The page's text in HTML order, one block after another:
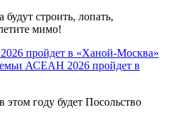
будут строить, лопать,
мимо!
АСЕАН 2026 пройдет в
этом году будет Посольство